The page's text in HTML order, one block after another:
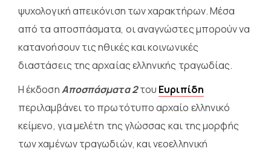
ψυχολογική απεικόνιση των χαρακτήρων. Μέσα
από τα αποσπάσματα, οι αναγνώστες μπορούν να
κατανοήσουν τις ηθικές και κοινωνικές
διαστάσεις της αρχαίας ελληνικής τραγωδίας.
Η έκδοσηΑποσπάσματα 2του Ευριπίδη
περιλαμβάνει το πρωτότυπο αρχαίο ελληνικό
κείμενο, για μελέτη της γλώσσας και της μορφής
των χαμένων τραγωδιών, και νεοελληνική